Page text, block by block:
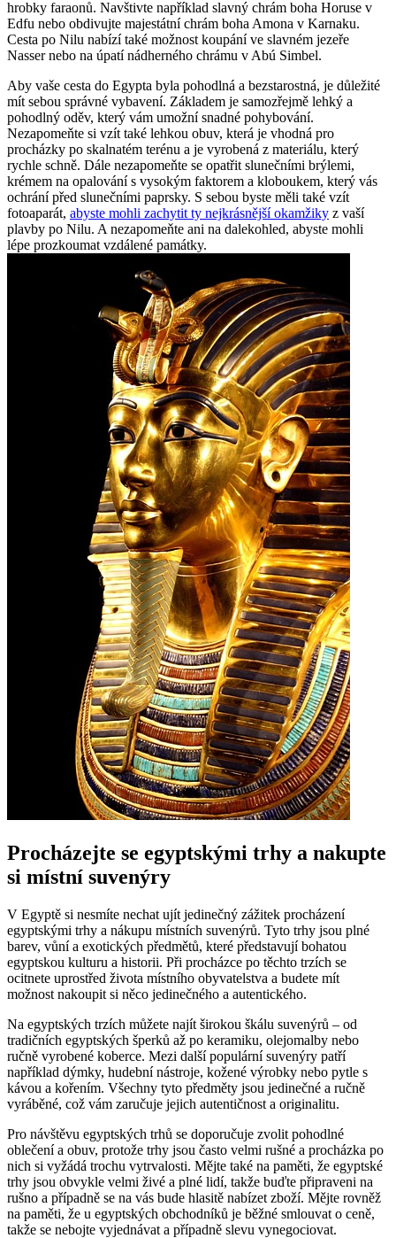
hrobky faraonů. Navštivte například slavný chrám boha Horuse v
Edfu nebo obdivujte majestátní chrám boha Amona v Karnaku.
Cesta po Nilu nabízí také možnost koupání ve slavném jezeře
Nasser nebo na úpatí nádherného chrámu v Abú Simbel.
Aby vaše cesta do Egypta byla pohodlná a bezstarostná, je důležité
mít sebou správné vybavení. Základem je samozřejmě lehký a
pohodlný oděv, který vám umožní snadné pohybování.
Nezapomeňte si vzít také lehkou obuv, která je vhodná pro
procházky po skalnatém terénu a je vyrobená z materiálu, který
rychle schně. Dále nezapomeňte se opatřit slunečními brýlemi,
krémem na opalování s vysokým faktorem a kloboukem, který vás
ochrání před slunečními paprsky. S sebou byste měli také vzít
fotoaparát, abyste mohli zachytit ty nejkrásnější okamžiky z vaší
plavby po Nilu. A nezapomeňte ani na dalekohled, abyste mohli
lépe prozkoumat vzdálené památky.
Procházejte se egyptskými trhy a nakupte
si místní suvenýry
V Egyptě si nesmíte nechat ujít jedinečný zážitek procházení
egyptskými trhy a nákupu místních suvenýrů. Tyto trhy jsou plné
barev, vůní a exotických předmětů, které představují bohatou
egyptskou kulturu a historii. Při procházce po těchto trzích se
ocitnete uprostřed života místního obyvatelstva a budete mít
možnost nakoupit si něco jedinečného a autentického.
Na egyptských trzích můžete najít širokou škálu suvenýrů – od
tradičních egyptských šperků až po keramiku, olejomalby nebo
ručně vyrobené koberce. Mezi další populární suvenýry patří
například dýmky, hudební nástroje, kožené výrobky nebo pytle s
kávou a kořením. Všechny tyto předměty jsou jedinečné a ručně
vyráběné, což vám zaručuje jejich autentičnost a originalitu.
Pro návštěvu egyptských trhů se doporučuje zvolit pohodlné
oblečení a obuv, protože trhy jsou často velmi rušné a procházka po
nich si vyžádá trochu vytrvalosti. Mějte také na paměti, že egyptské
trhy jsou obvykle velmi živé a plné lidí, takže buďte připraveni na
rušno a případně se na vás bude hlasitě nabízet zboží. Mějte rovněž
na paměti, že u egyptských obchodníků je běžné smlouvat o ceně,
takže se nebojte vyjednávat a případně slevu vynegociovat.